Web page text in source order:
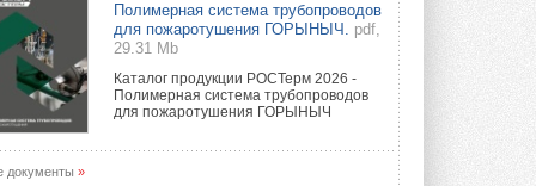
Полимерная система трубопроводов
для пожаротушения ГОРЫНЫЧ.
pdf,
29.31 Mb
Каталог продукции РОСТерм 2026 -
Полимерная система трубопроводов
для пожаротушения ГОРЫНЫЧ
документы »